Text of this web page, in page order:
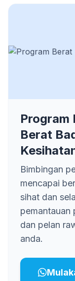
Program
Berat
Bimbingan
mencapai
sihat dan
pemantauan
dan pelan
anda.